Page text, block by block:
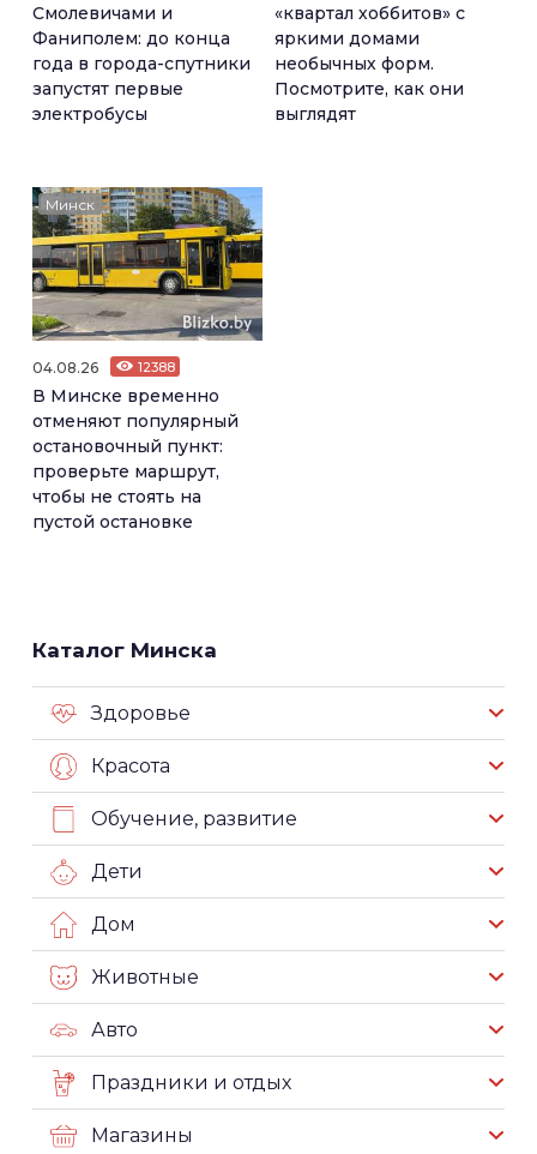
Смолевичами и
Фаниполем: до конца
года в города-спутники
запустят первые
электробусы
«квартал хоббитов» с
яркими домами
необычных форм.
Посмотрите, как они
выглядят
Минск
04.08.26 12388
В Минске временно
отменяют популярный
остановочный пункт:
проверьте маршрут,
чтобы не стоять на
пустой остановке
Каталог Минска
Здоровье
Красота
Обучение, развитие
Дети
Дом
Животные
Авто
Праздники и отдых
Магазины